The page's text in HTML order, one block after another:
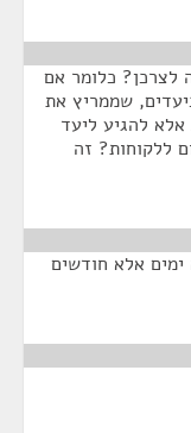
לצרכן? כלומר אם
שממריץ את
להגיע ליעד
ללקוחות? זה
אלא חודשים